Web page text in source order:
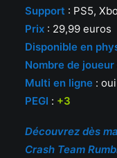
Support : PS5,
Prix : 29,99 euros
Disponible en
Nombre de joueur
Multi en ligne : oui
PEGI : +3
Découvrez dès
Crash Team